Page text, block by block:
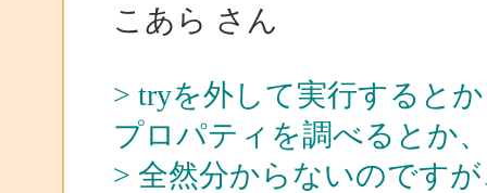
こあら さん
> tryを外して実行するとか
プロパティを調べるとか
> 全然分からないのですが